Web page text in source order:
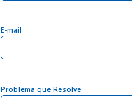
E-mail
Problema que Resolve